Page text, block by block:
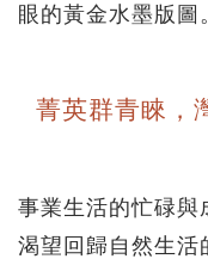
眼的黃金水墨版圖
菁英群青睞，
事業生活的忙碌與
渴望回歸自然生活